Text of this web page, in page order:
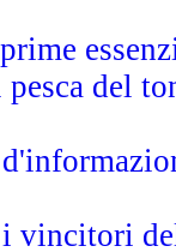
pesca del
i vincitori